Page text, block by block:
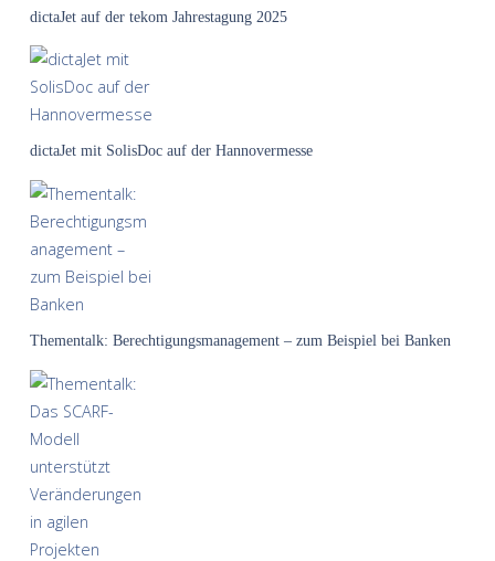
dictaJet auf der tekom Jahrestagung 2025
dictaJet mit SolisDoc auf der Hannovermesse
Thementalk: Berechtigungsmanagement – zum Beispiel bei Banken